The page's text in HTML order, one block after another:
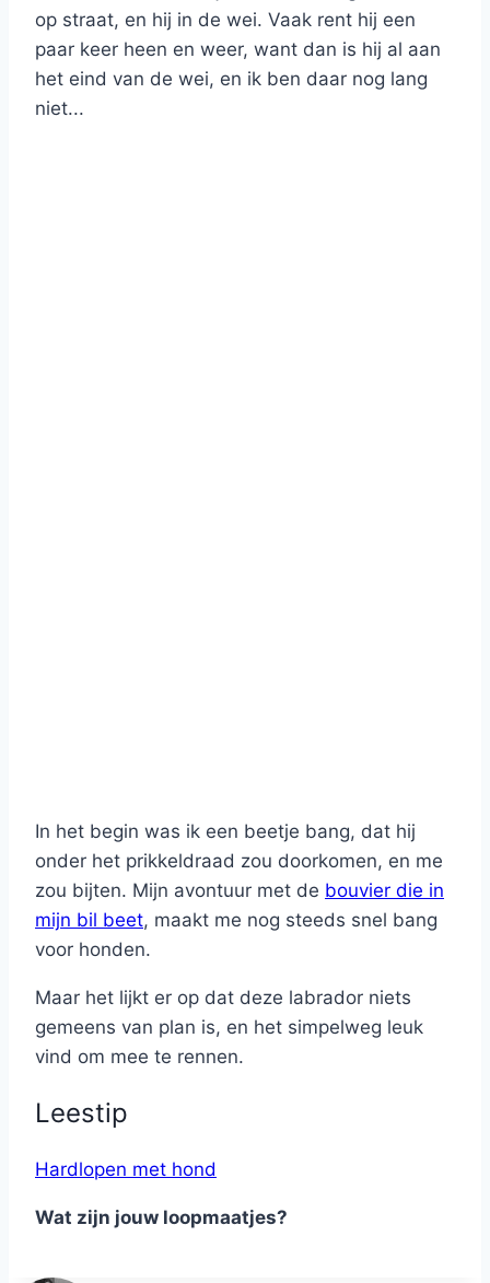
op straat, en hij in de wei. Vaak rent hij een
paar keer heen en weer, want dan is hij al aan
het eind van de wei, en ik ben daar nog lang
niet...
In het begin was ik een beetje bang, dat hij
onder het prikkeldraad zou doorkomen, en me
zou bijten. Mijn avontuur met de bouvier die in
mijn bil beet, maakt me nog steeds snel bang
voor honden.
Maar het lijkt er op dat deze labrador niets
gemeens van plan is, en het simpelweg leuk
vind om mee te rennen.
Leestip
Hardlopen met hond
Wat zijn jouw loopmaatjes?